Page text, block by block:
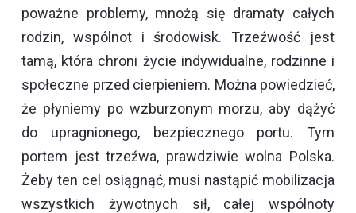
poważne problemy, mnożą się dramaty całych
rodzin, wspólnot i środowisk. Trzeźwość jest
tamą, która chroni życie indywidualne, rodzinne i
społeczne przed cierpieniem. Można powiedzieć,
że płyniemy po wzburzonym morzu, aby dążyć
do upragnionego, bezpiecznego portu. Tym
portem jest trzeźwa, prawdziwie wolna Polska.
Żeby ten cel osiągnąć, musi nastąpić mobilizacja
wszystkich żywotnych sił, całej wspólnoty